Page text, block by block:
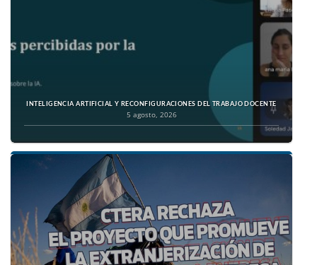
INTELIGENCIA ARTIFICIAL Y RECONFIGURACIONES DEL TRABAJO DOCENTE
5 agosto, 2026